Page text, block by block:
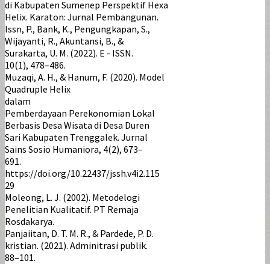
di Kabupaten Sumenep Perspektif Hexa
Helix. Karaton: Jurnal Pembangunan.
Issn, P., Bank, K., Pengungkapan, S.,
Wijayanti, R., Akuntansi, B., &
Surakarta, U. M. (2022). E - ISSN.
10(1), 478–486.
Muzaqi, A. H., & Hanum, F. (2020). Model
Quadruple Helix
dalam
Pemberdayaan Perekonomian Lokal
Berbasis Desa Wisata di Desa Duren
Sari Kabupaten Trenggalek. Jurnal
Sains Sosio Humaniora, 4(2), 673–
691.
https://doi.org/10.22437/jssh.v4i2.115
29
Moleong, L. J. (2002). Metodelogi
Penelitian Kualitatif. PT Remaja
Rosdakarya.
Panjaiitan, D. T. M. R., & Pardede, P. D.
kristian. (2021). Adminitrasi publik.
88–101.